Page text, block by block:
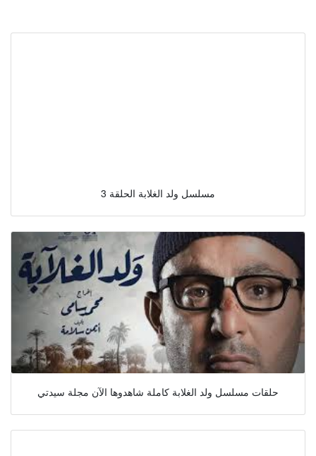
مسلسل ولد الغلابة الحلقة 3
حلقات مسلسل ولد الغلابة كاملة شاهدوها الآن مجلة سيدتي